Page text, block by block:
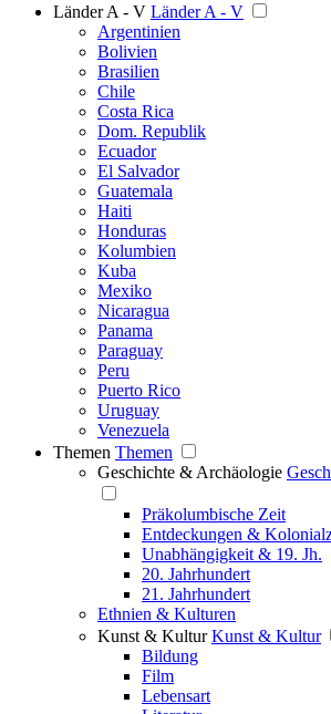
Länder A - V Länder A - V
Argentinien
Bolivien
Brasilien
Chile
Costa Rica
Dom. Republik
Ecuador
El Salvador
Guatemala
Haiti
Honduras
Kolumbien
Kuba
Mexiko
Nicaragua
Panama
Paraguay
Peru
Puerto Rico
Uruguay
Venezuela
Themen Themen
Geschichte & Archäologie
Präkolumbische Zeit
Entdeckungen &
Unabhängigkeit & 19. Jh.
20. Jahrhundert
21. Jahrhundert
Ethnien & Kulturen
Kunst & Kultur Kunst & Kultur
Bildung
Film
Lebensart